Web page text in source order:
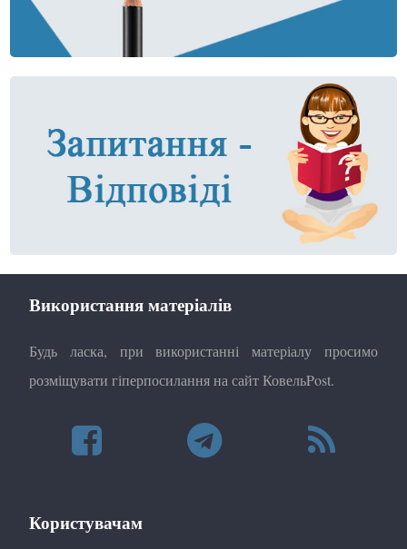
Використання матеріалів
Будь ласка, при використанні матеріалу просимо
розміщувати гіперпосилання на сайт КовельPost.
Користувачам